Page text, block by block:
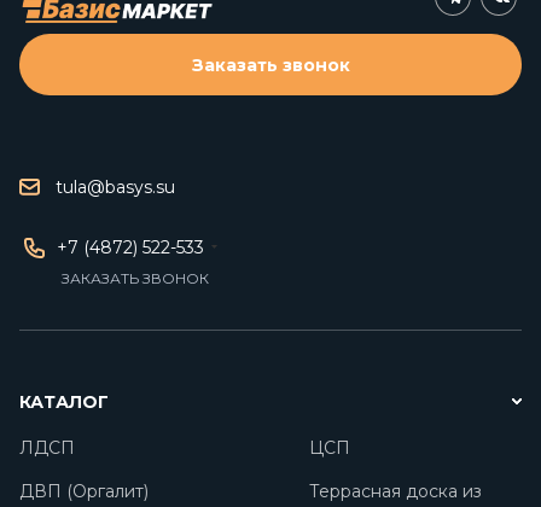
tula@basys.su
+7 (4872) 522-533
ЗАКАЗАТЬ ЗВОНОК
Заказать звонок
КАТАЛОГ
ЛДСП
ЦСП
ДВП (Оргалит)
Террасная доска из